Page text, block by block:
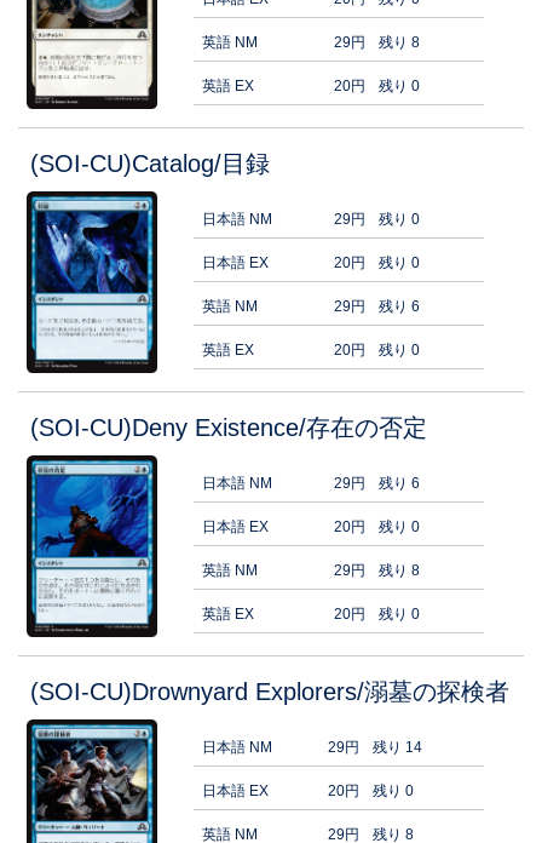
英語 NM 29円 残り 8
英語 EX 20円 残り 0
(SOI-CU)Catalog/目録
日本語 NM 29円 残り 0
日本語 EX 20円 残り 0
英語 NM 29円 残り 6
英語 EX 20円 残り 0
(SOI-CU)Deny Existence/存在の否定
日本語 NM 29円 残り 6
日本語 EX 20円 残り 0
英語 NM 29円 残り 8
英語 EX 20円 残り 0
(SOI-CU)Drownyard Explorers/溺墓の探検者
日本語 NM 29円 残り 14
日本語 EX 20円 残り 0
英語 NM 29円 残り 8